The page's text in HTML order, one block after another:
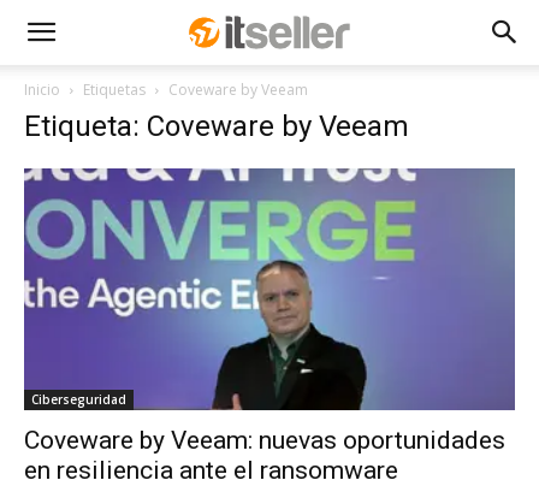
Inicio Etiquetas Coveware by Veeam
Etiqueta: Coveware by Veeam
Ciberseguridad
Coveware by Veeam: nuevas oportunidades
en resiliencia ante el ransomware